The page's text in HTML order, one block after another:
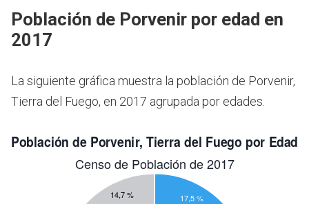
Población de Porvenir por edad en
2017
La siguiente gráfica muestra la población de Porvenir,
Tierra del Fuego, en 2017 agrupada por edades.